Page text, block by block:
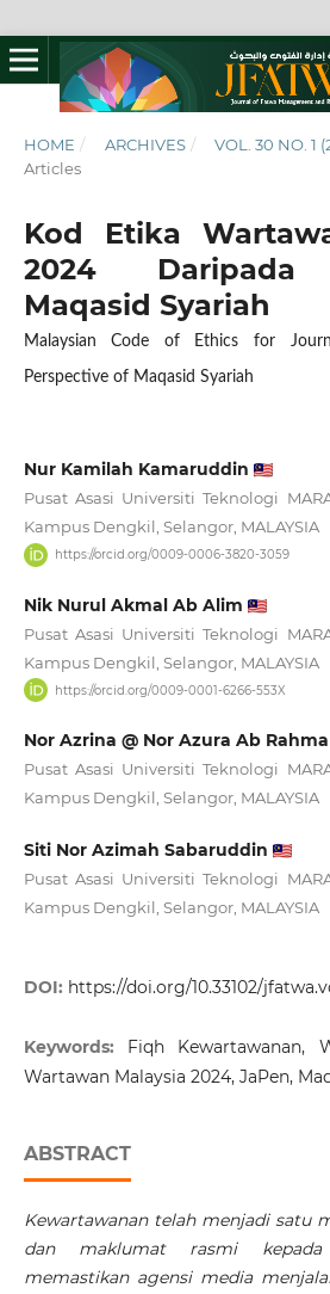
HOME / ARCHIVES / VOL. 30 NO. 1
Articles
Kod Etika
2024 Daripada
Maqasid Syariah
Malaysian Code of Ethics for
Perspective of Maqasid Syariah
Nur Kamilah Kamaruddin
Pusat Asasi Universiti Teknologi
Kampus Dengkil, Selangor, MALAYSIA
https://orcid.org/0009-0006-3820-3059
Nik Nurul Akmal Ab Alim
Pusat Asasi Universiti Teknologi
Kampus Dengkil, Selangor, MALAYSIA
https://orcid.org/0009-0001-6266-553X
Nor Azrina @ Nor Azura Ab
Pusat Asasi Universiti Teknologi
Kampus Dengkil, Selangor, MALAYSIA
Siti Nor Azimah Sabaruddin
Pusat Asasi Universiti Teknologi
Kampus Dengkil, Selangor, MALAYSIA
DOI: https://doi.org/10.33102/
Keywords: Fiqh Kewartawanan,
Wartawan Malaysia 2024, JaPen,
ABSTRACT
Kewartawanan telah menjadi satu
dan maklumat rasmi kepada
memastikan agensi media